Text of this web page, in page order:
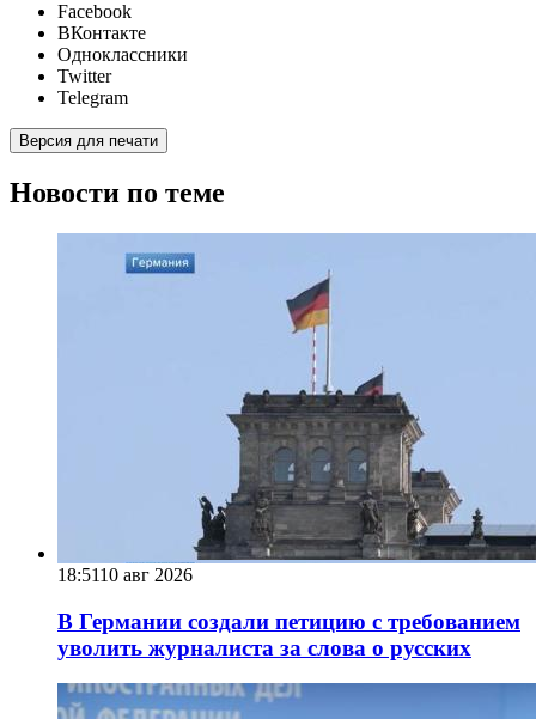
Facebook
ВКонтакте
Одноклассники
Twitter
Telegram
Версия для печати
Новости по теме
18:5110 авг 2026
В Германии создали петицию с требованием
уволить журналиста за слова о русских